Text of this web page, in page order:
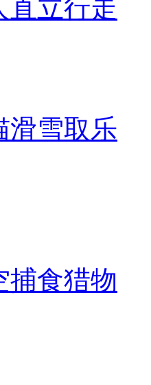
直立行走
滑雪取乐
捕食猎物